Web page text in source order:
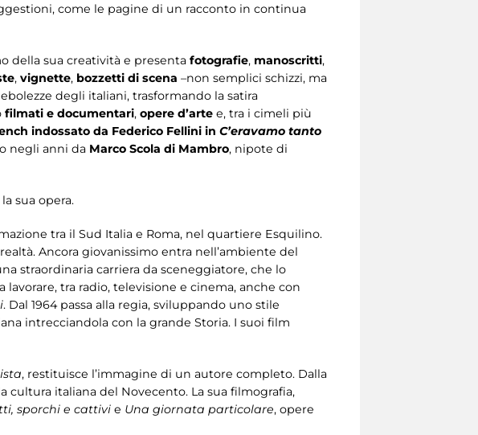
come le pagine di un racconto in continua
della sua creatività e presenta fotografie, manoscritti,
, vignette, bozzetti di scena –non semplici schizzi, ma
degli italiani, trasformando la satira
filmati e documentari, opere d’arte e, tra i cimeli più
indossato da Federico Fellini in C’eravamo tanto
negli anni da Marco Scola di Mambro, nipote di
sua opera.
tra il Sud Italia e Roma, nel quartiere Esquilino.
Ancora giovanissimo entra nell’ambiente del
straordinaria carriera da sceneggiatore, che lo
tra radio, televisione e cinema, anche con
. Dal 1964 passa alla regia, sviluppando uno stile
intrecciandola con la grande Storia. I suoi film
, restituisce l’immagine di un autore completo. Dalla
cultura italiana del Novecento. La sua filmografia,
sporchi e cattivi e Una giornata particolare, opere